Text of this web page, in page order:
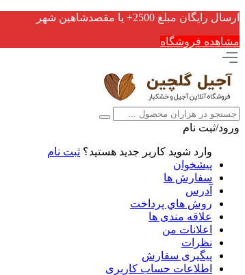
ارسال رایگان مبلغ 2500+ یا مقصدشاهین شهر
مشاهده فروشگاه
ورود/ثبت نام
وارد شوید کاربر جدید هستید؟ ثبت نام
پیشخوان
سفارش ها
آدرس
روش هاي پرداخت
علاقه مندی ها
اعلانات من
نظرات
پیگیری سفارش
اطلاعات حساب كاربری